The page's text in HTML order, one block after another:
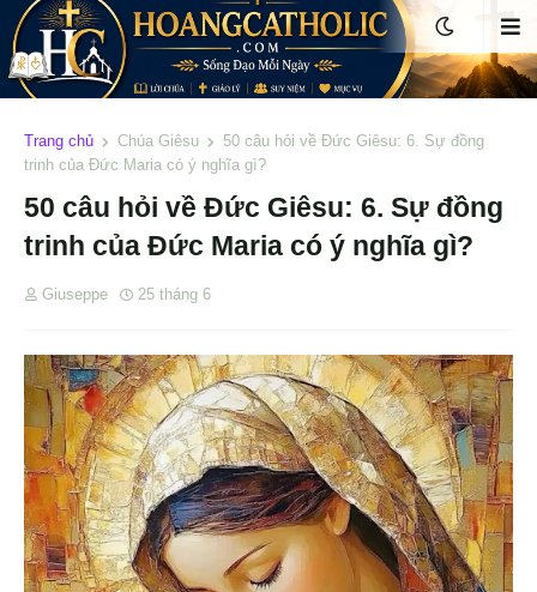
Trang chủ Chúa Giêsu
50 câu hỏi về Đức Giêsu: 6. Sự đồng
trinh của Đức Maria có ý nghĩa gì?
50 câu hỏi về Đức Giêsu: 6. Sự đồng
trinh của Đức Maria có ý nghĩa gì?
Giuseppe 25 tháng 6